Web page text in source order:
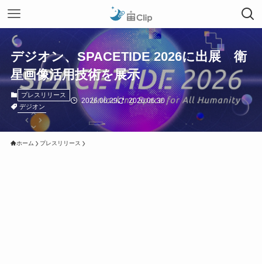
デジオン、SPACETIDE 2026に出展 衛
星画像活用技術を展示
プレスリリース
デジオン
2026.06.29 2026.06.30
ホーム プレスリリース